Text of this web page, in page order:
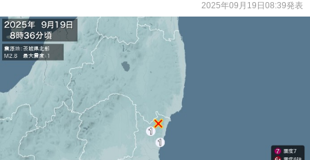
2025年09月19日08:39発表